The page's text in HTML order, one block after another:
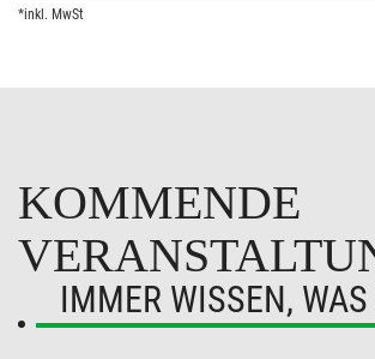
*inkl. MwSt
KOMMENDE
IMMER WISSEN,